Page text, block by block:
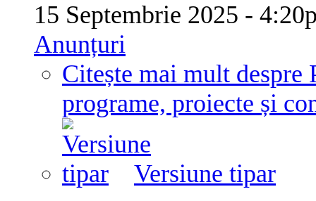
15 Septembrie 2025 -
Anunțuri
Citește mai mult despre
programe, proiecte și
Versiune tipar